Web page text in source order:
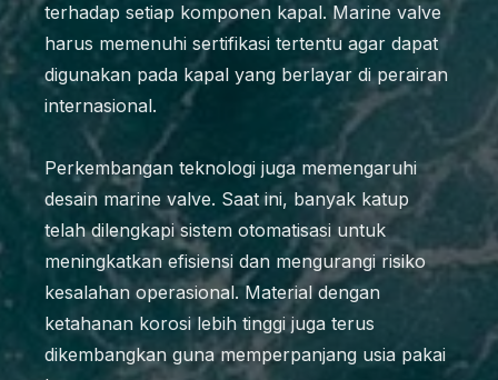
terhadap setiap komponen kapal. Marine valve
harus memenuhi sertifikasi tertentu agar dapat
digunakan pada kapal yang berlayar di perairan
internasional.
Perkembangan teknologi juga memengaruhi
desain marine valve. Saat ini, banyak katup
telah dilengkapi sistem otomatisasi untuk
meningkatkan efisiensi dan mengurangi risiko
kesalahan operasional. Material dengan
ketahanan korosi lebih tinggi juga terus
dikembangkan guna memperpanjang usia pakai